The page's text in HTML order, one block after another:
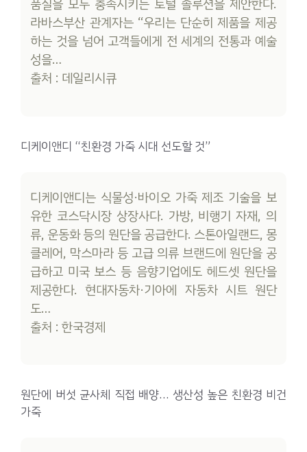
품질을 모두 충족시키는 토털 솔루션을 제안한다.
라바스부산 관계자는 “우리는 단순히 제품을 제공
하는 것을 넘어 고객들에게 전 세계의 전통과 예술
성을…
출처 : 데일리시큐
디케이앤디 “친환경 가죽 시대 선도할 것”
디케이앤디는 식물성·바이오 가죽 제조 기술을 보
유한 코스닥시장 상장사다. 가방, 비행기 자재, 의
류, 운동화 등의 원단을 공급한다. 스톤아일랜드, 몽
클레어, 막스마라 등 고급 의류 브랜드에 원단을 공
급하고 미국 보스 등 음향기업에도 헤드셋 원단을
제공한다. 현대자동차·기아에 자동차 시트 원단
도…
출처 : 한국경제
원단에 버섯 균사체 직접 배양… 생산성 높은 친환경 비건
가죽